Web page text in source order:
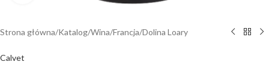
Strona główna/Katalog/Wina/Francja/Dolina Loary
Calvet